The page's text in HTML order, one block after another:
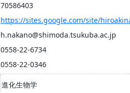
70586403
https://sites.google.com/site/
h.nakano@shimoda.tsukuba.ac.jp
0558-22-6734
0558-22-0346
進化生物学